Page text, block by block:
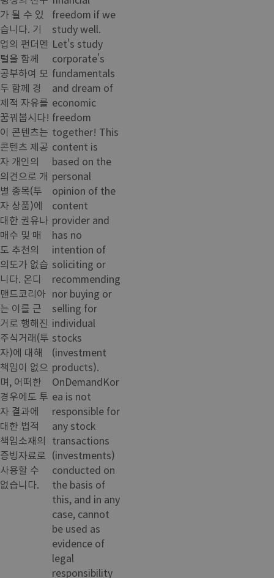
가 될 수 있
습니다. 기
업의 펀더멘
털을 함께
공부하여 모
두 함께 경
제적 자유를
꿈꿔봅시다!
이 콘텐츠는
콘텐츠 제공
자 개인의
의견으로 개
별 종목(투
자 상품)에
대한 권유나
매수 및 매
도 추천의
의도가 없습
니다. 온디
맨드코리아
는 이를 근
거로 행해진
주식거래(투
자)에 대해
책임이 없으
며, 어떠한
경우에도 투
자 결과에
대한 법적
책임소재의
증빙자료로
사용할 수
없습니다.
freedom if we
study well.
Let's study
corporate's
fundamentals
and dream of
economic
freedom
together! This
content is
based on the
personal
opinion of the
content
provider and
has no
intention of
soliciting or
recommending
nor buying or
selling for
individual
stocks
(investment
products).
OnDemandKor
ea is not
responsible for
any stock
transactions
(investments)
conducted on
the basis of
this, and in any
case, cannot
be used as
evidence of
legal
responsibility